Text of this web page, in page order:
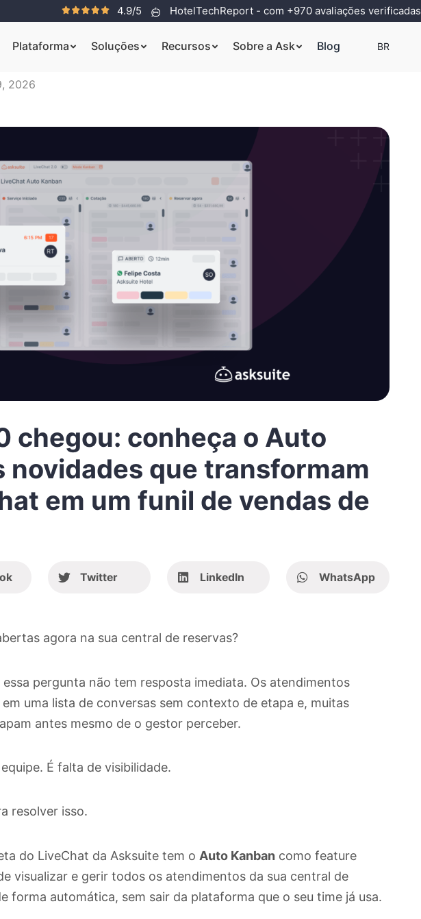
4.9/5 HotelTechReport - com +970 avaliações verificadas
Plataforma Soluções Recursos Sobre a Ask Blog BR
2026
chegou: conheça o Auto
novidades que transformam
em um funil de vendas de
Twitter LinkedIn WhatsApp
agora na sua central de reservas?
pergunta não tem resposta imediata. Os atendimentos
uma lista de conversas sem contexto de etapa e, muitas
antes mesmo de o gestor perceber.
É falta de visibilidade.
resolver isso.
do LiveChat da Asksuite tem o Auto Kanban como feature
visualizar e gerir todos os atendimentos da sua central de
forma automática, sem sair da plataforma que o seu time já usa.